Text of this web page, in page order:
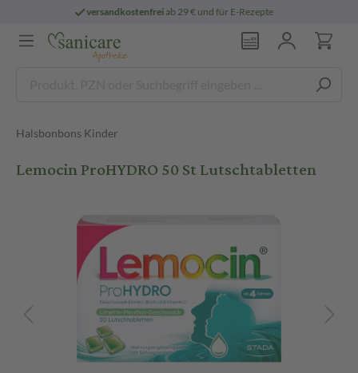
€ und für E-Rezepte
Halsbonbons Kinder
Lemocin ProHYDRO 50 St Lutschtabletten